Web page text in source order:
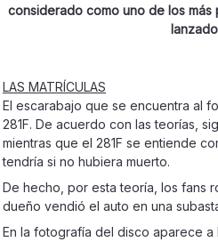
considerado como uno de los
LAS MATRÍCULAS
El escarabajo que se encuentra al
281F. De acuerdo con las teorías,
mientras que el 281F se entiende
tendría si no hubiera muerto.
De hecho, por esta teoría, los fans
dueño vendió el auto en una
En la fotografía del disco aparece